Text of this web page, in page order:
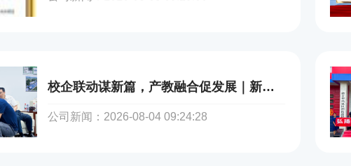
校企联动谋新篇，产教融合促发展｜新乡学院领导一行莅临万川环保考察交流
公司新闻：2026-08-04 09:24:28